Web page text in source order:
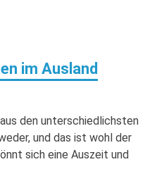
im Ausland
den unterschiedlichsten
und das ist wohl der
sich eine Auszeit und